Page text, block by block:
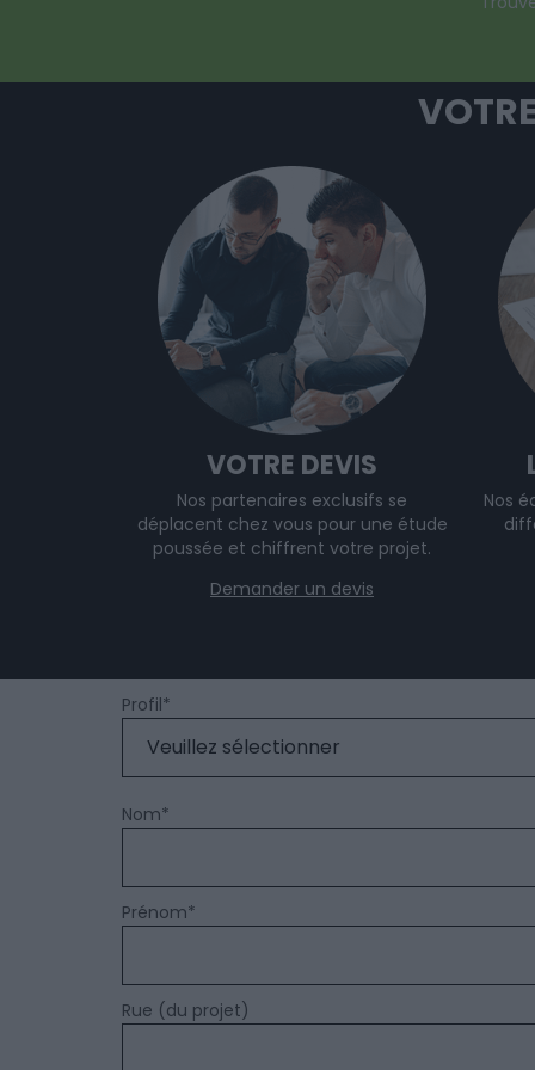
VOTRE DEVIS
Nos partenaires exclusifs se
déplacent chez vous pour une étude
poussée et chiffrent votre projet.
Demander un devis
Nos
Profil*
Nom*
Prénom*
Rue (du projet)